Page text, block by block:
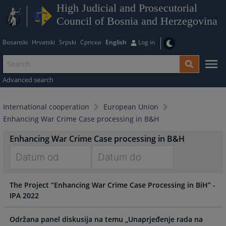
High Judicial and Prosecutorial
Council of Bosnia and Herzegovina
Bosanski Hrvatski Srpski Српски English Log in
Advanced search
International cooperation
European Union
Enhancing War Crime Case processing in B&H
Enhancing War Crime Case processing in B&H
forward
to
interact
with
forward
interact
with
The Project “Enhancing War Crime Case Processing in BiH” -
IPA 2022
Održana panel diskusija na temu „Unaprjeđenje rada na